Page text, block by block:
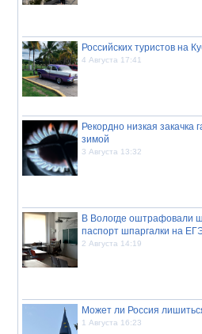
Российских туристов на
4 Августа 17:41
Рекордно низкая закачка
зимой
3 Августа 13:32
В Вологде оштрафовали
паспорт шпаргалки на
2 Августа 14:19
Может ли Россия
1 Августа 16:23